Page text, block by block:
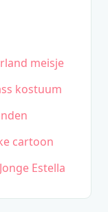
meisje
kostuum
cartoon
Estella